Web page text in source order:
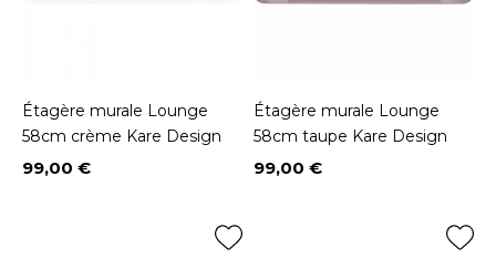
Étagère murale Lounge
58cm crème Kare Design
Prix
99,00 €
Étagère murale Lounge
58cm taupe Kare Design
Prix
99,00 €